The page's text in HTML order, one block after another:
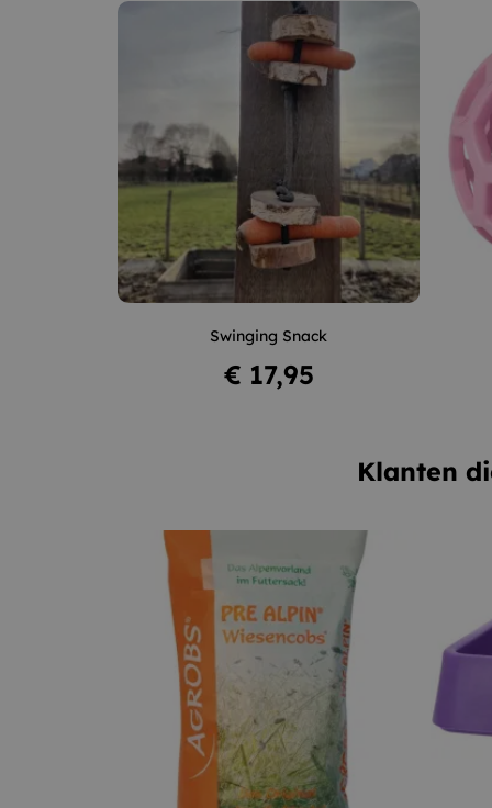
Swinging Snack
Prijs
€ 17,95
– +
In winkelwagen
Klanten